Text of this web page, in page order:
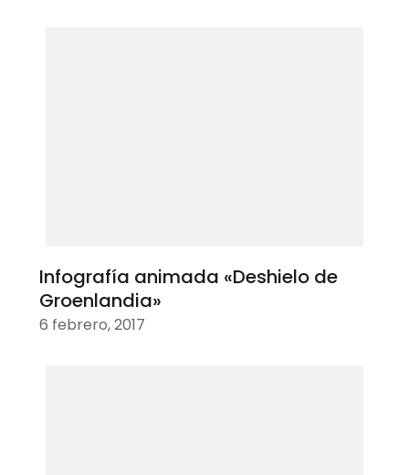
Infografía animada «Deshielo de
Groenlandia»
6 febrero, 2017